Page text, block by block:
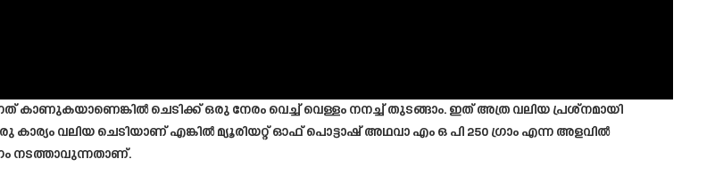
ചെടിക്ക് ഒരു നേരം വെച്ച് വെള്ളം നനച്ച് തുടങ്ങാം. ഇത് അത്ര വലിയ പ്രശ്നമായി
കാര്യം വലിയ ചെടിയാണ് എങ്കിൽ മ്യൂരിയറ്റ് ഓഫ് പൊട്ടാഷ് അഥവാ എം ഒ പി 250 ഗ്രാം എന്ന അളവിൽ
നടത്താവുന്നതാണ്.